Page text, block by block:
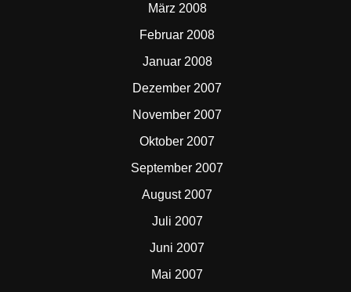
März 2008
Februar 2008
Januar 2008
Dezember 2007
November 2007
Oktober 2007
September 2007
August 2007
Juli 2007
Juni 2007
Mai 2007